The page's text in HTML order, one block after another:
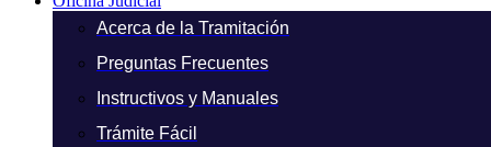
Acerca de la Tramitación
Preguntas Frecuentes
Instructivos y Manuales
Trámite Fácil